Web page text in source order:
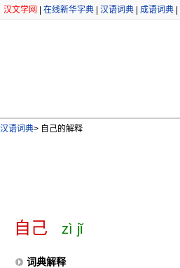
汉文学网 在线新华字典 汉语词典 成语词典
汉语词典> 自己的解释
自己 zì jǐ
词典解释